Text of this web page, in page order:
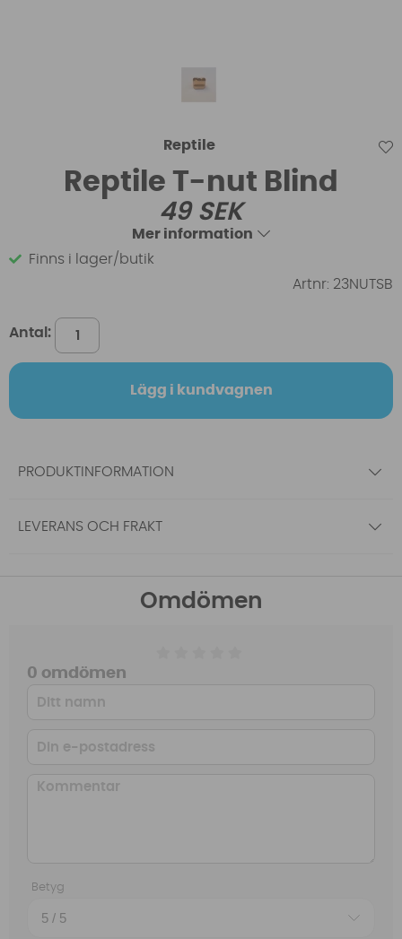
Reptile
Reptile T-nut Blind
49SEK
Mer information
Finns i lager/butik
Artnr: 23NUTSB
Antal:
Lägg i kundvagnen
PRODUKTINFORMATION
LEVERANS OCH FRAKT
Omdömen
0 omdömen
Betyg